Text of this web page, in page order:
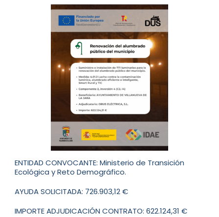
ENTIDAD CONVOCANTE: Ministerio de Transición
Ecológica y Reto Demográfico.
AYUDA SOLICITADA: 726.903,12 €
IMPORTE ADJUDICACIÓN CONTRATO: 622.124,31 €